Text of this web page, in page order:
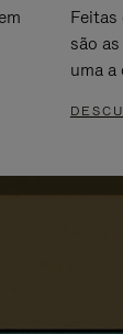
são
uma a